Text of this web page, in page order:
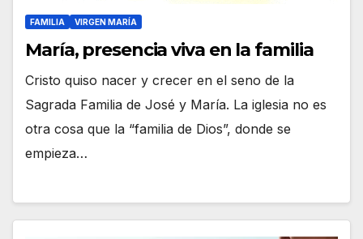
FAMILIA VIRGEN MARÍA
María, presencia viva en la familia
Cristo quiso nacer y crecer en el seno de la
Sagrada Familia de José y María. La iglesia no es
otra cosa que la “familia de Dios”, donde se
empieza…